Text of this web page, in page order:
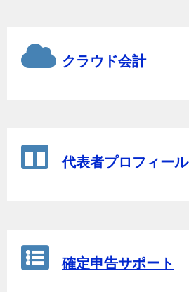
クラウド会計
代表者プロフィール
確定申告サポート